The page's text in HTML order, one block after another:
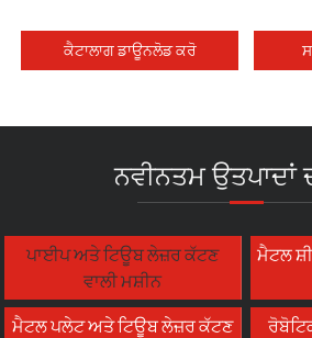
ਕੈਟਾਲਾਗ ਡਾਊਨਲੋਡ ਕਰੋ
ਨਵੀਨਤਮ ਉਤਪਾਦਾਂ
ਪਾਈਪ ਅਤੇ ਟਿਊਬ ਲੇਜ਼ਰ ਕੱਟਣ
ਵਾਲੀ ਮਸ਼ੀਨ
ਮੈਟਲ
ਮੈਟਲ ਪਲੇਟ ਅਤੇ ਟਿਊਬ ਲੇਜ਼ਰ ਕੱਟਣ